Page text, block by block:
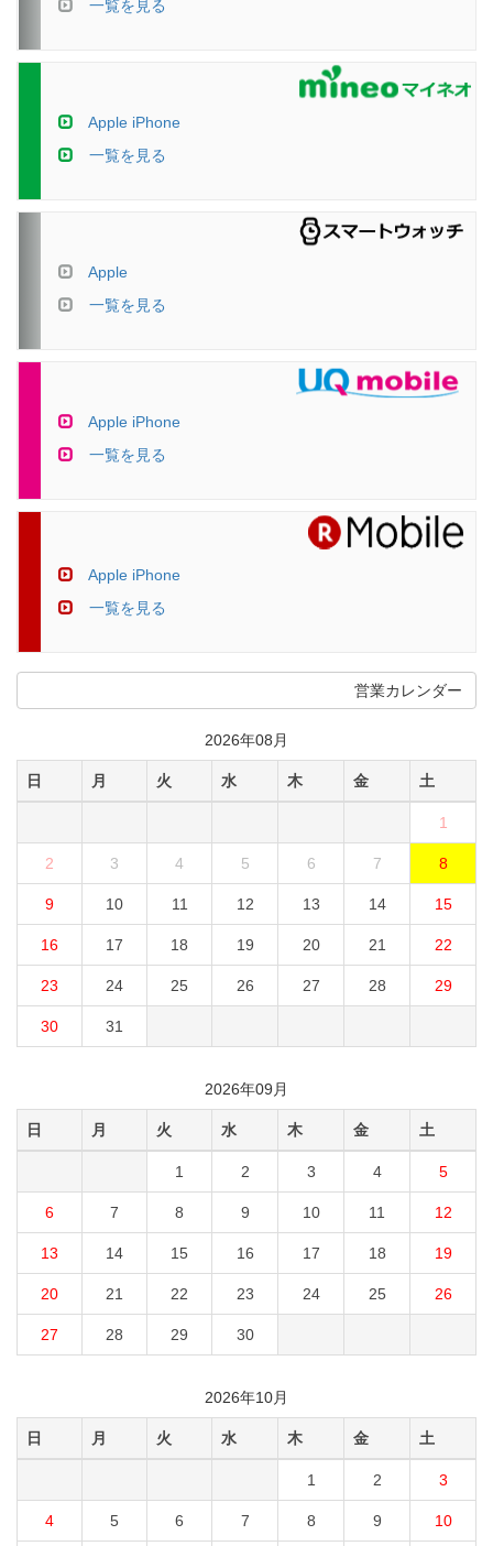
一覧を見る
Apple iPhone
一覧を見る
Apple
一覧を見る
Apple iPhone
一覧を見る
Apple iPhone
一覧を見る
営業カレンダー
2026年08月
日 月 火 水 木 金 土
1
2 3 4 5 6 7 8
9 10 11 12 13 14 15
16 17 18 19 20 21 22
23 24 25 26 27 28 29
30 31
2026年09月
日 月 火 水 木 金 土
1 2 3 4 5
6 7 8 9 10 11 12
13 14 15 16 17 18 19
20 21 22 23 24 25 26
27 28 29 30
2026年10月
日 月 火 水 木 金 土
1 2 3
4 5 6 7 8 9 10